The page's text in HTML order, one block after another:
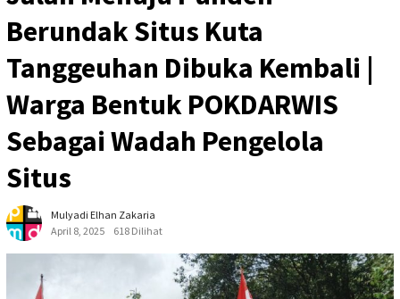
Berundak Situs Kuta
Tanggeuhan Dibuka Kembali |
Warga Bentuk POKDARWIS
Sebagai Wadah Pengelola
Situs
Mulyadi Elhan Zakaria
April 8, 2025
618 Dilihat